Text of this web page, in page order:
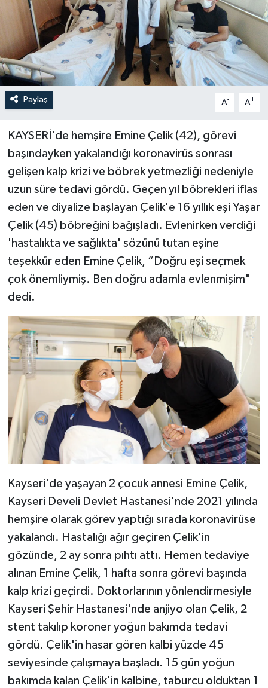
Paylaş A- A+
KAYSERİ'de hemşire Emine Çelik (42), görevi
başındayken yakalandığı koronavirüs sonrası
gelişen kalp krizi ve böbrek yetmezliği nedeniyle
uzun süre tedavi gördü. Geçen yıl böbrekleri iflas
eden ve diyalize başlayan Çelik'e 16 yıllık eşi Yaşar
Çelik (45) böbreğini bağışladı. Evlenirken verdiği
'hastalıkta ve sağlıkta' sözünü tutan eşine
teşekkür eden Emine Çelik, “Doğru eşi seçmek
çok önemliymiş. Ben doğru adamla evlenmişim"
dedi.
Kayseri'de yaşayan 2 çocuk annesi Emine Çelik,
Kayseri Develi Devlet Hastanesi'nde 2021 yılında
hemşire olarak görev yaptığı sırada koronavirüse
yakalandı. Hastalığı ağır geçiren Çelik'in
gözünde, 2 ay sonra pıhtı attı. Hemen tedaviye
alınan Emine Çelik, 1 hafta sonra görevi başında
kalp krizi geçirdi. Doktorlarının yönlendirmesiyle
Kayseri Şehir Hastanesi'nde anjiyo olan Çelik, 2
stent takılıp koroner yoğun bakımda tedavi
gördü. Çelik'in hasar gören kalbi yüzde 45
seviyesinde çalışmaya başladı. 15 gün yoğun
bakımda kalan Çelik'in kalbine, taburcu olduktan 1